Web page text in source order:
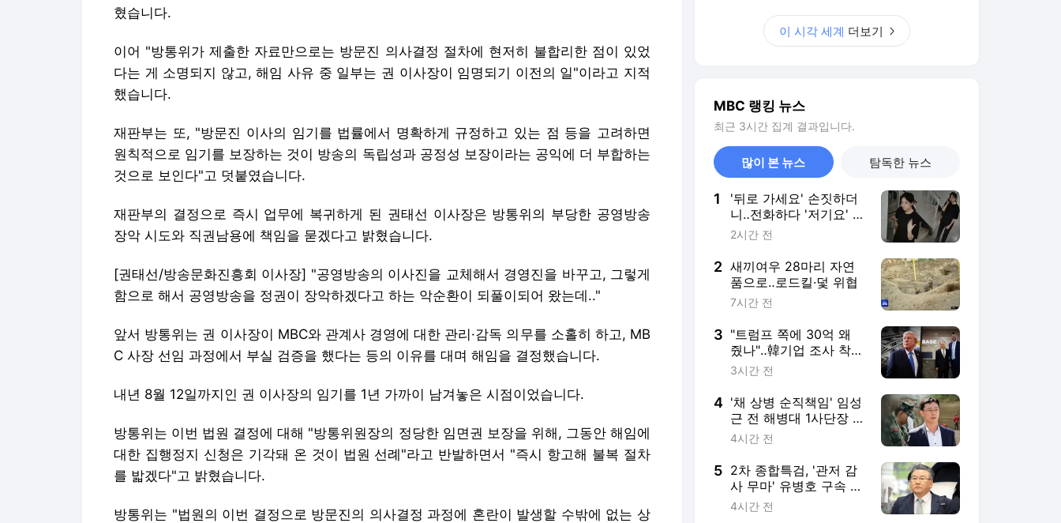
혔습니다.
이어 "방통위가 제출한 자료만으로는 방문진 의사결정 절차에 현저히 불합리한 점이 있었
다는 게 소명되지 않고, 해임 사유 중 일부는 권 이사장이 임명되기 이전의 일"이라고 지적
했습니다.
재판부는 또, "방문진 이사의 임기를 법률에서 명확하게 규정하고 있는 점 등을 고려하면
원칙적으로 임기를 보장하는 것이 방송의 독립성과 공정성 보장이라는 공익에 더 부합하는
것으로 보인다"고 덧붙였습니다.
재판부의 결정으로 즉시 업무에 복귀하게 된 권태선 이사장은 방통위의 부당한 공영방송
장악 시도와 직권남용에 책임을 묻겠다고 밝혔습니다.
[권태선/방송문화진흥회 이사장] "공영방송의 이사진을 교체해서 경영진을 바꾸고, 그렇게
함으로 해서 공영방송을 정권이 장악하겠다고 하는 악순환이 되풀이되어 왔는데.."
앞서 방통위는 권 이사장이 MBC와 관계사 경영에 대한 관리·감독 의무를 소홀히 하고, MB
C 사장 선임 과정에서 부실 검증을 했다는 등의 이유를 대며 해임을 결정했습니다.
내년 8월 12일까지인 권 이사장의 임기를 1년 가까이 남겨놓은 시점이었습니다.
방통위는 이번 법원 결정에 대해 "방통위원장의 정당한 임면권 보장을 위해, 그동안 해임에
대한 집행정지 신청은 기각돼 온 것이 법원 선례"라고 반발하면서 "즉시 항고해 불복 절차
를 밟겠다"고 밝혔습니다.
방통위는 "법원의 이번 결정으로 방문진의 의사결정 과정에 혼란이 발생할 수밖에 없는 상
이 시각 세계 더보기
MBC 랭킹 뉴스
최근 3시간 집계 결과입니다.
많이 본 뉴스 탐독한 뉴스
1
'뒤로 가세요' 손짓하더
니‥전화하다 '저기요' 급
반전
2시간 전
2 새끼여우 28마리 자연
품으로‥로드킬·덫 위협
7시간 전
3 "트럼프 쪽에 30억 왜
줬나"‥韓기업 조사 착수
'술렁'
3시간 전
4 '채 상병 순직책임' 임성
근 전 해병대 1사단장 2
심도 징역 3년
4시간 전
5 2차 종합특검, '관저 감
사 무마' 유병호 구속 기
소
4시간 전